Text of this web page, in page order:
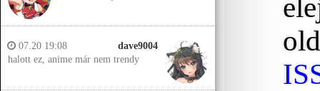
dave9004
07.20 19:08
halott ez, anime már nem trendy